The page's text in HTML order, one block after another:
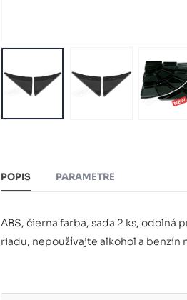
POPIS PARAMETRE
ABS, čierna farba, sada 2 ks,
riadu, nepoužívajte alkohol a